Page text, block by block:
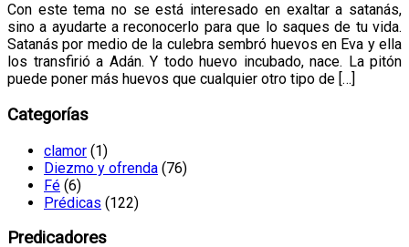
Con este tema no se está interesado en exaltar a satanás,
sino a ayudarte a reconocerlo para que lo saques de tu vida.
Satanás por medio de la culebra sembró huevos en Eva y ella
los transfirió a Adán. Y todo huevo incubado, nace. La pitón
puede poner más huevos que cualquier otro tipo de […]
Categorías
clamor (1)
Diezmo y ofrenda (76)
Fé (6)
Prédicas (122)
Predicadores